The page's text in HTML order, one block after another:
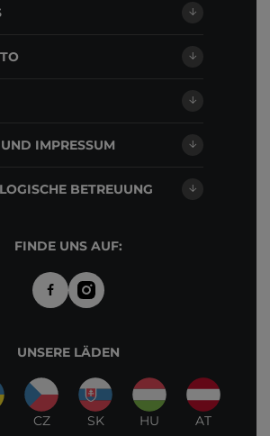
IMPRESSUM
BETREUUNG
FINDE UNS AUF:
UNSERE LÄDEN
CZ SK HU AT